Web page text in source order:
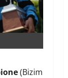
(Bizim